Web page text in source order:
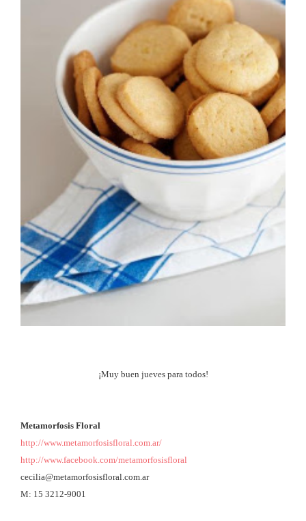
¡Muy buen jueves para todos!
Metamorfosis Floral
http://www.metamorfosisfloral.com.ar/
http://www.facebook.com/metamorfosisfloral
cecilia@metamorfosisfloral.com.ar
M: 15 3212-9001